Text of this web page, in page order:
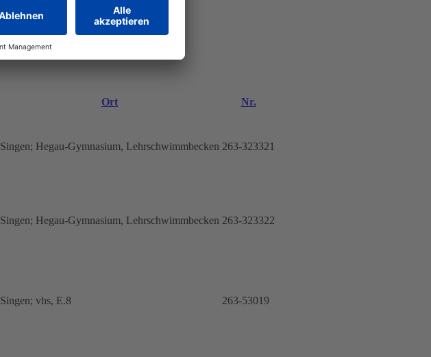
Ort
Nr.
Singen; Hegau-Gymnasium, Lehrschwimmbecken 263-323321
Singen; Hegau-Gymnasium, Lehrschwimmbecken 263-323322
Singen; vhs, E.8 263-53019